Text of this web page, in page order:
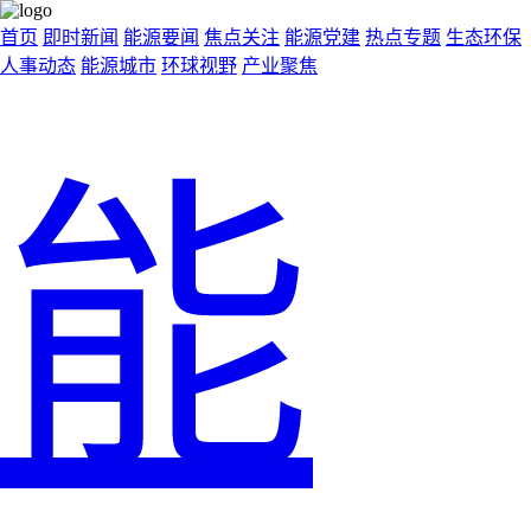
首页 即时新闻 能源要闻 焦点关注 能源党建 热点专题 生态环保
人事动态 能源城市 环球视野 产业聚焦
能